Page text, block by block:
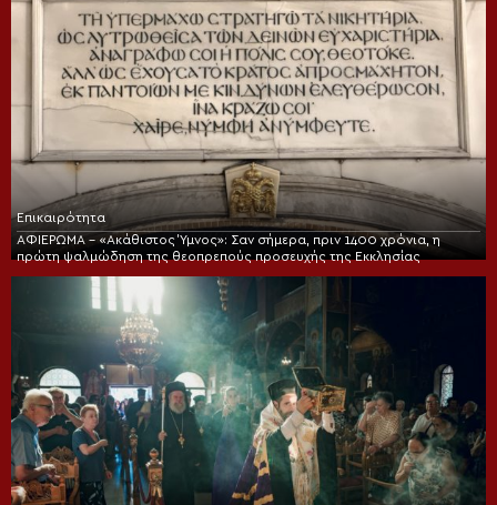
Επικαιρότητα
ΑΦΙΕΡΩΜΑ – «Ακάθιστος Ύμνος»: Σαν σήμερα, πριν 1400 χρόνια, η
πρώτη ψαλμώδηση της θεοπρεπούς προσευχής της Εκκλησίας